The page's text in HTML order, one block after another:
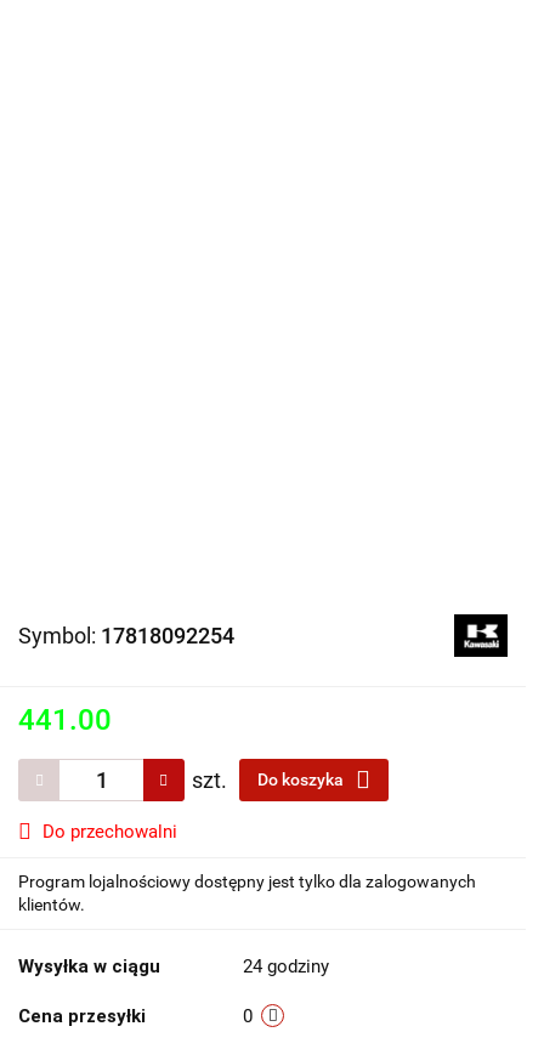
Symbol: 17818092254
441.00
szt. Do koszyka
Do przechowalni
Program lojalnościowy dostępny jest tylko dla zalogowanych
klientów.
Wysyłka w ciągu 24 godziny
Cena przesyłki 0